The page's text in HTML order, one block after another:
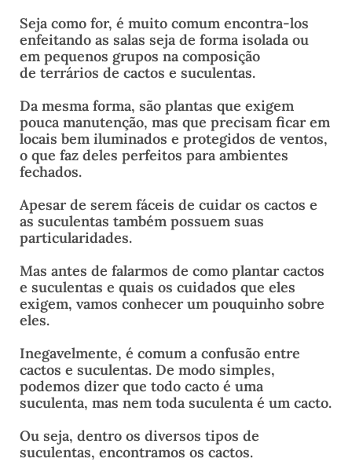
Seja como for, é muito comum encontra-los
enfeitando as salas seja de forma isolada ou
em pequenos grupos na composição
de terrários de cactos e suculentas.
Da mesma forma, são plantas que exigem
pouca manutenção, mas que precisam ficar em
locais bem iluminados e protegidos de ventos,
o que faz deles perfeitos para ambientes
fechados.
Apesar de serem fáceis de cuidar os cactos e
as suculentas também possuem suas
particularidades.
Mas antes de falarmos de como plantar cactos
e suculentas e quais os cuidados que eles
exigem, vamos conhecer um pouquinho sobre
eles.
Inegavelmente, é comum a confusão entre
cactos e suculentas. De modo simples,
podemos dizer que todo cacto é uma
suculenta, mas nem toda suculenta é um cacto.
Ou seja, dentro os diversos tipos de
suculentas, encontramos os cactos.